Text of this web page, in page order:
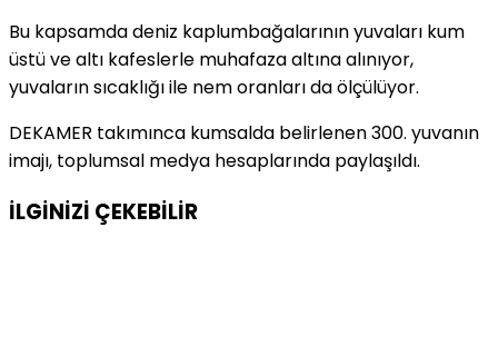
Bu kapsamda deniz kaplumbağalarının yuvaları kum
üstü ve altı kafeslerle muhafaza altına alınıyor,
yuvaların sıcaklığı ile nem oranları da ölçülüyor.
DEKAMER takımınca kumsalda belirlenen 300. yuvanın
imajı, toplumsal medya hesaplarında paylaşıldı.
İLGİNİZİ ÇEKEBİLİR